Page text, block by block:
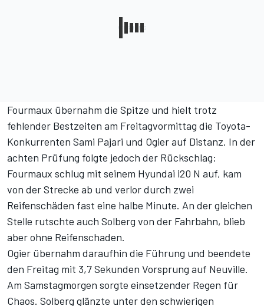
Fourmaux übernahm die Spitze und hielt trotz
fehlender Bestzeiten am Freitagvormittag die Toyota-
Konkurrenten Sami Pajari und Ogier auf Distanz. In der
achten Prüfung folgte jedoch der Rückschlag:
Fourmaux schlug mit seinem Hyundai i20 N auf, kam
von der Strecke ab und verlor durch zwei
Reifenschäden fast eine halbe Minute. An der gleichen
Stelle rutschte auch Solberg von der Fahrbahn, blieb
aber ohne Reifenschaden.
Ogier übernahm daraufhin die Führung und beendete
den Freitag mit 3,7 Sekunden Vorsprung auf Neuville.
Am Samstagmorgen sorgte einsetzender Regen für
Chaos. Solberg glänzte unter den schwierigen